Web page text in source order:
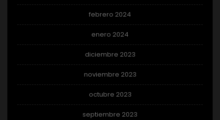
febrero 2024
enero 2024
diciembre 2023
noviembre 2023
octubre 2023
septiembre 2023